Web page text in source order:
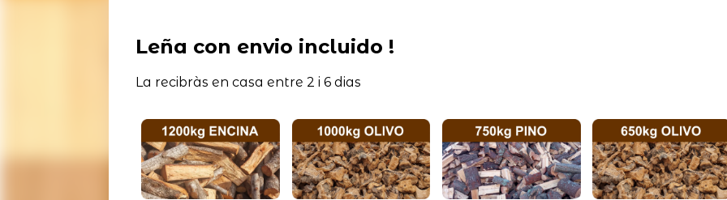
Leña con envio incluido !
La recibràs en casa entre 2 i 6 dias